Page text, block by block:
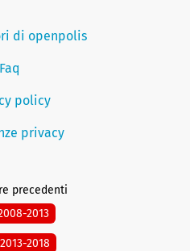
di openpolis
Faq
policy
privacy
precedenti
2013
2018